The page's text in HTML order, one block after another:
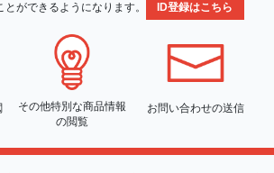
とができるようになります。
ID登録はこちら
その他特別な商品情報
の閲覧
お問い合わせの送信